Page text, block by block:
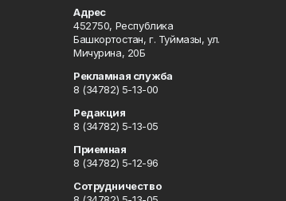
Адрес
452750, Республика
Башкортостан, г. Туймазы, ул.
Мичурина, 20Б
Рекламная служба
8 (34782) 5-13-00
Редакция
8 (34782) 5-13-05
Приемная
8 (34782) 5-12-96
Сотрудничество